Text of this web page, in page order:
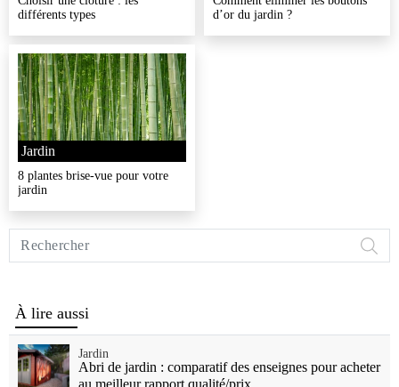
différents types
d’or du jardin ?
8 plantes brise-vue pour votre
jardin
Jardin
sur
À lire aussi
Abri de jardin : comparatif des enseignes pour acheter
Jardin